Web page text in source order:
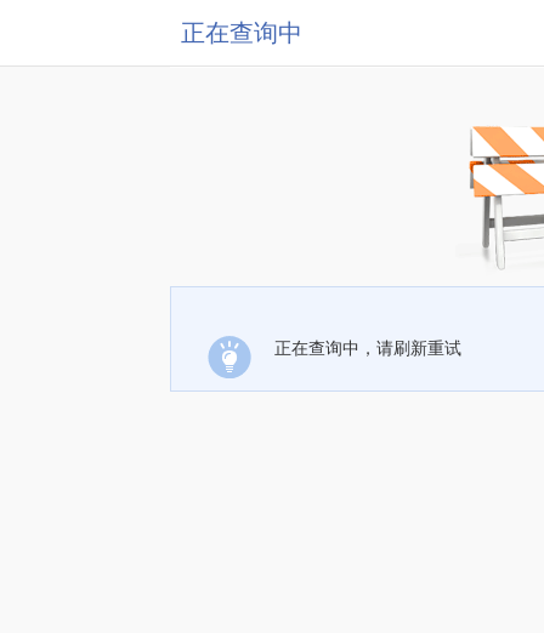
正在查询中
正在查询中，请刷新重试